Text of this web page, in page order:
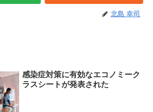
北島 幸司
感染症対策に有効なエコノミーク
ラスシートが発表された